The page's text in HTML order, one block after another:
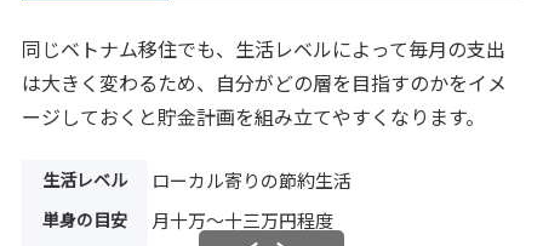
同じベトナム移住でも、生活レベルによって毎月の支出
は大きく変わるため、自分がどの層を目指すのかをイメ
ージしておくと貯金計画を組み立てやすくなります。
生活レベル ローカル寄りの節約生活
単身の目安 月十万〜十三万円程度